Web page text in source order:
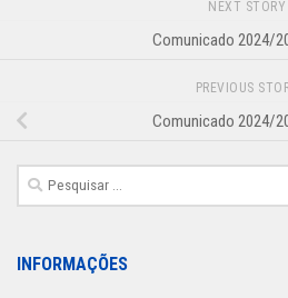
NEXT STORY
Comunicado 2024/
PREVIOUS
Comunicado 2024/
Pesquisar
por:
INFORMAÇÕES